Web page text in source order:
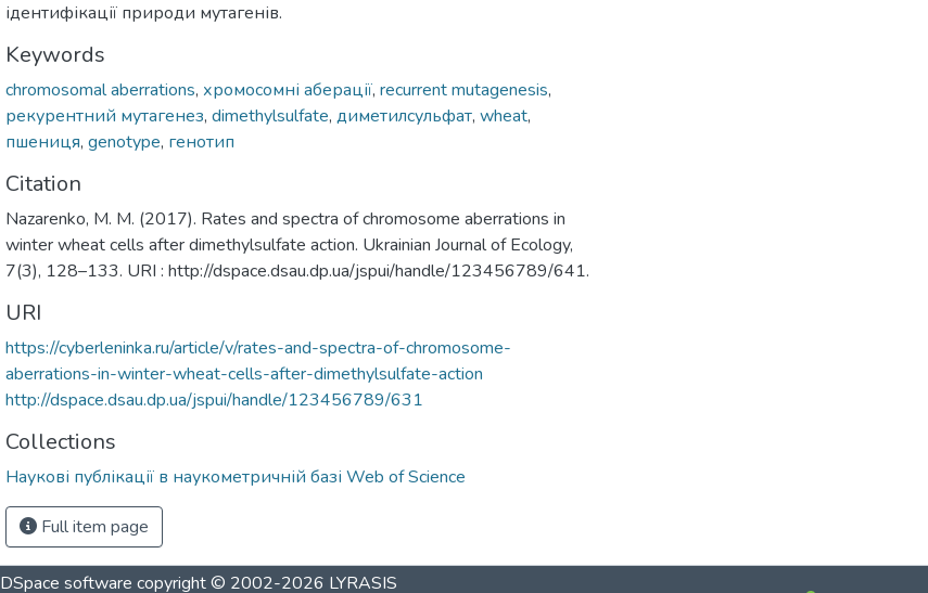
ідентифікації природи мутагенів.
Keywords
chromosomal aberrations, хромосомні аберації, recurrent mutagenesis,
рекурентний мутагенез, dimethylsulfate, диметилсульфат, wheat,
пшениця, genotype, генотип
Citation
Nazarenko, M. M. (2017). Rates and spectra of chromosome aberrations in
winter wheat cells after dimethylsulfate action. Ukrainian Journal of Ecology,
7(3), 128–133. URI : http://dspace.dsau.dp.ua/jspui/handle/123456789/641.
URI
https://cyberleninka.ru/article/v/rates-and-spectra-of-chromosome-
aberrations-in-winter-wheat-cells-after-dimethylsulfate-action
http://dspace.dsau.dp.ua/jspui/handle/123456789/631
Collections
Наукові публікації в наукометричній базі Web of Science
Full item page
DSpace software copyright © 2002-2026 LYRASIS